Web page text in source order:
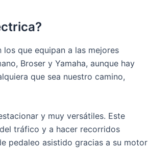
que equipan a las mejores
Broser y Yamaha, aunque hay
que sea nuestro camino,
y muy versátiles. Este
tráfico y a hacer recorridos
pedaleo asistido gracias a su motor